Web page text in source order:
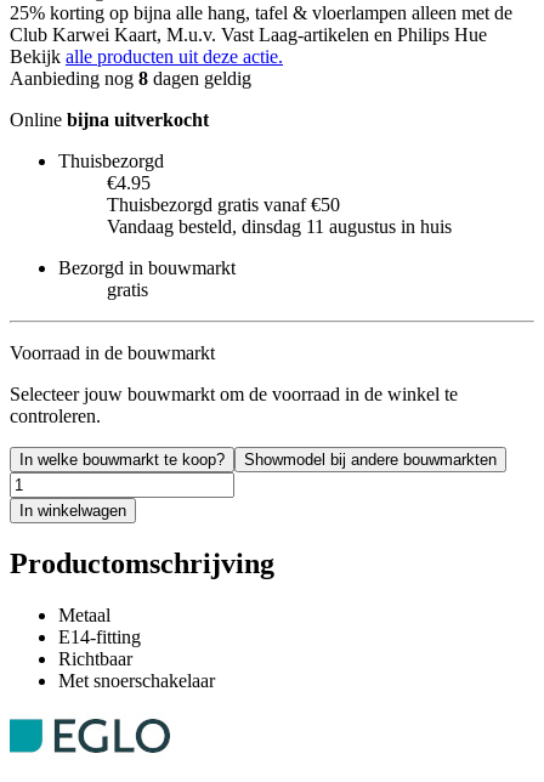
25% korting op bijna alle hang, tafel & vloerlampen alleen met de
Club Karwei Kaart, M.u.v. Vast Laag-artikelen en Philips Hue
Bekijk alle producten uit deze actie.
Aanbieding nog 8 dagen geldig
Online bijna uitverkocht
Thuisbezorgd
€4.95
Thuisbezorgd gratis vanaf €50
Vandaag besteld, dinsdag 11 augustus in huis
Bezorgd in bouwmarkt
gratis
Voorraad in de bouwmarkt
Selecteer jouw bouwmarkt om de voorraad in de winkel te
controleren.
In welke bouwmarkt te koop? Showmodel bij andere bouwmarkten
In winkelwagen
Productomschrijving
Metaal
E14-fitting
Richtbaar
Met snoerschakelaar